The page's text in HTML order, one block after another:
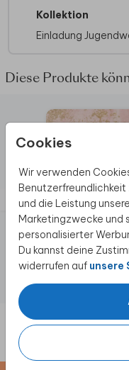
Cookies
Wir verwenden
Benutzerfreundlichkeit
und die Leistung
Marketingzwecke und
personalisierter
Du kannst deine
widerrufen auf unsere
Kollektion
Einladung
Diese Produkte